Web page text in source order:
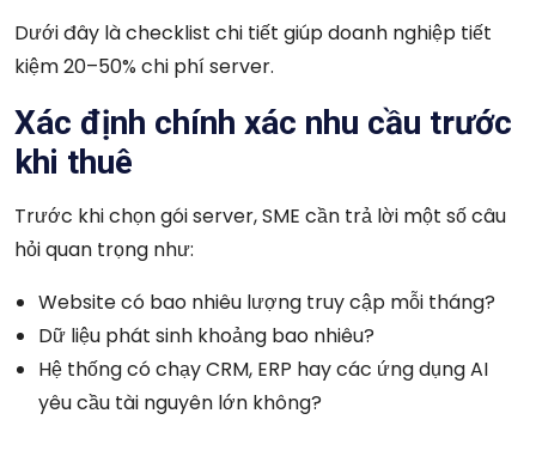
Dưới đây là checklist chi tiết giúp doanh nghiệp tiết
kiệm 20–50% chi phí server.
Xác định chính xác nhu cầu trước
khi thuê
Trước khi chọn gói server, SME cần trả lời một số câu
hỏi quan trọng như:
Website có bao nhiêu lượng truy cập mỗi tháng?
Dữ liệu phát sinh khoảng bao nhiêu?
Hệ thống có chạy CRM, ERP hay các ứng dụng AI
yêu cầu tài nguyên lớn không?